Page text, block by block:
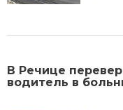
В Речице
водитель в